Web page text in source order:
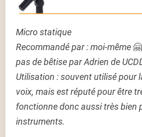
Micro statique
Recommandé par : moi-même 🤗
pas de bêtise par Adrien de
Utilisation :souvent utilisé pour
voix, mais est réputé pour être
fonctionne donc aussi très bien
instruments.